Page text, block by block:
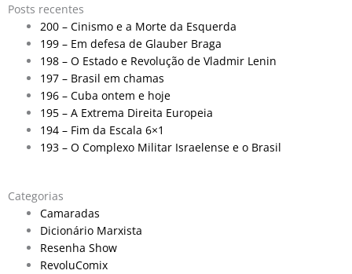
Posts recentes
200 – Cinismo e a Morte da Esquerda
199 – Em defesa de Glauber Braga
198 – O Estado e Revolução de Vladmir Lenin
197 – Brasil em chamas
196 – Cuba ontem e hoje
195 – A Extrema Direita Europeia
194 – Fim da Escala 6×1
193 – O Complexo Militar Israelense e o Brasil
Categorias
Camaradas
Dicionário Marxista
Resenha Show
RevoluComix